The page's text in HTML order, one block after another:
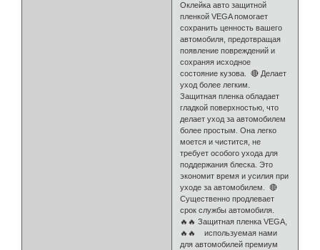
Оклейка авто защитной
пленкой VEGA помогает
сохранить ценность вашего
автомобиля, предотвращая
появление повреждений и
сохраняя исходное
состояние кузова. 🔴 Делает
уход более легким.
Защитная пленка обладает
гладкой поверхностью, что
делает уход за автомобилем
более простым. Она легко
моется и чистится, не
требует особого ухода для
поддержания блеска. Это
экономит время и усилия при
уходе за автомобилем. 🔴
Существенно продлевает
срок службы автомобиля.
🔥🔥 Защитная пленка VEGA,
🔥🔥 используемая нами
для автомобилей премиум